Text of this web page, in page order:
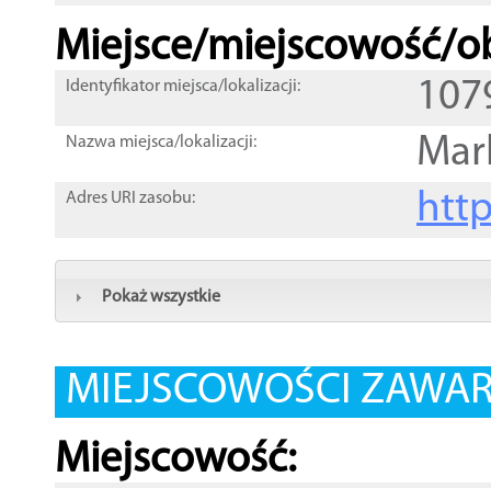
Miejsce/miejscowość/
Identyfikator miejsca/lokalizacji:
Nazwa miejsca/lokalizacji:
Adres URI zasobu:
Pokaż wszystkie
MIEJSCOWOŚCI
Miejscowość: